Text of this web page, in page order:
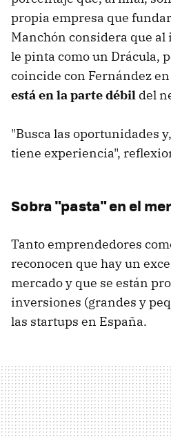
propia empresa que
Manchón considera que
le pinta como un Drácula,
coincide con Fernández
está en la parte débil del
"Busca las oportunidades
tiene experiencia",
Sobra "pasta" en el
Tanto emprendedores
reconocen que hay un
mercado y que se están
inversiones (grandes y
las startups en España.